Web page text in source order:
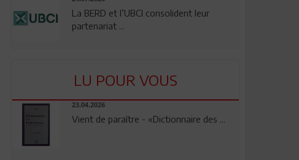
La BERD et l’UBCI consolident leur
partenariat ...
LU POUR VOUS
23.04.2026
Vient de paraître - «Dictionnaire des ...